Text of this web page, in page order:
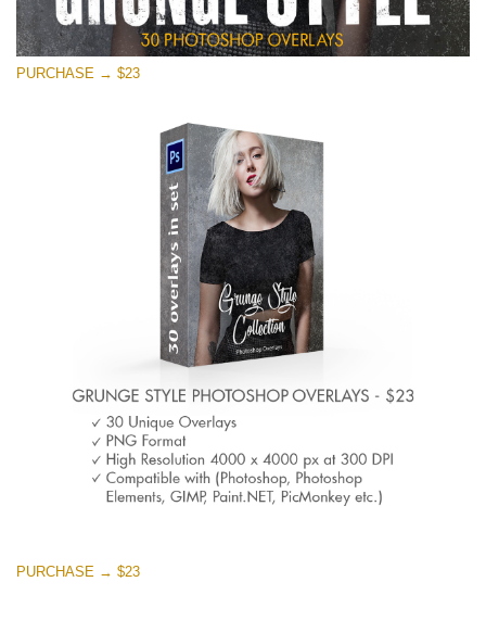
PURCHASE → $23
PURCHASE → $23